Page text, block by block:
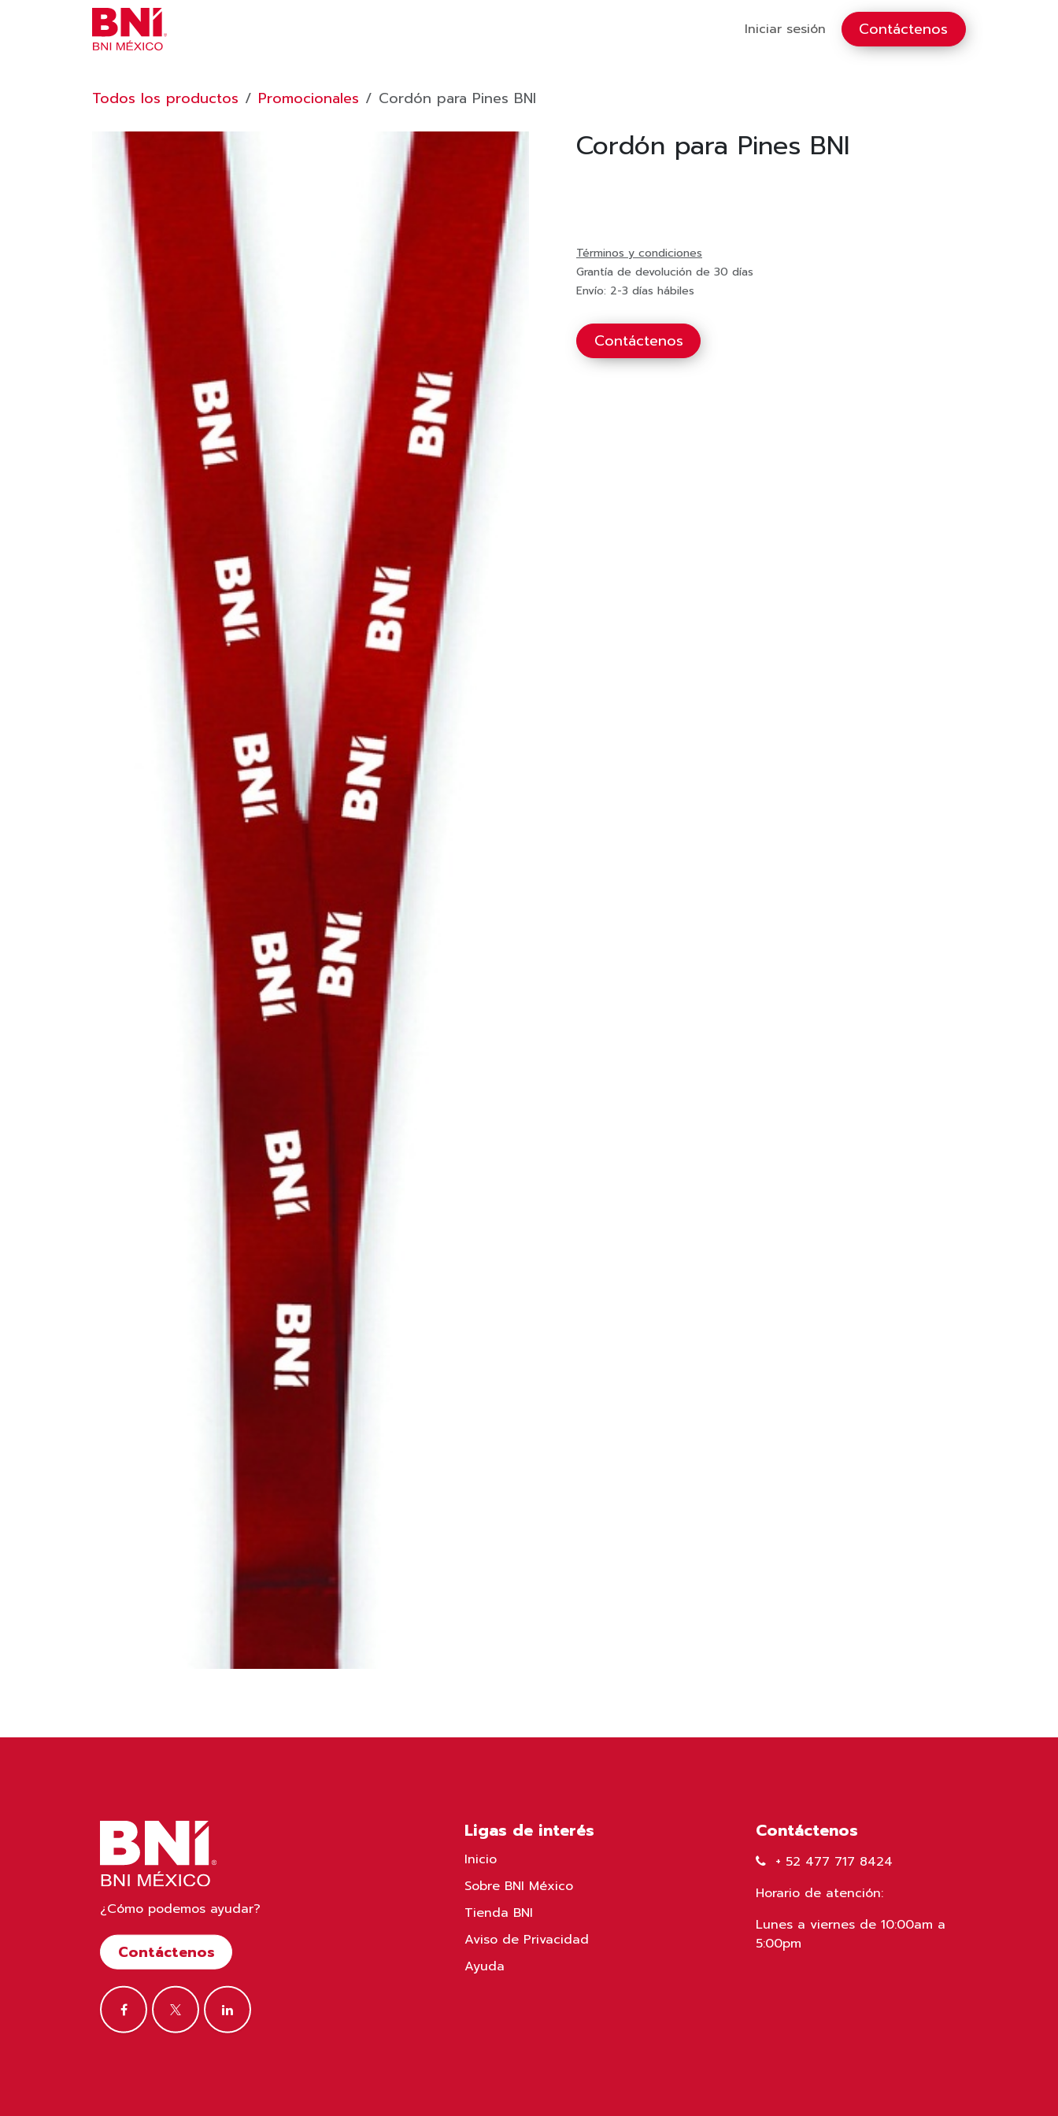
Ir al contenido
Iniciar sesión Contáctenos
Todos los productos Promocionales Cordón para Pines BNI
Cordón para Pines BNI
Términos y condiciones
Grantía de devolución de 30 días
Envío: 2-3 días hábiles
Contáctenos
¿Cómo podemos ayudar?
Contáctenos
Contáctenos
+ 52 477 717 8424
Horario de atención:
Lunes a viernes de 10:00am a
5:00pm
Ligas de interés
Inicio
Sobre BNI México
Tienda BNI
Aviso de Privacidad
Ayuda